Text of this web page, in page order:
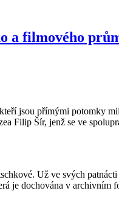
a filmového
jsou přímými potomky
Filip Šír, jenž se ve
Už ve svých patnácti
je dochována v archivním